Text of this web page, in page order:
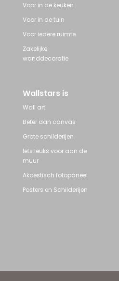
Voor in de keuken
Voor in de tuin
Voor iedere ruimte
Zakelijke
wanddecoratie
Wallstars is
Wall art
Beter dan canvas
Grote schilderijen
Iets leuks voor aan de
muur
Akoestisch fotopaneel
Posters en Schilderijen